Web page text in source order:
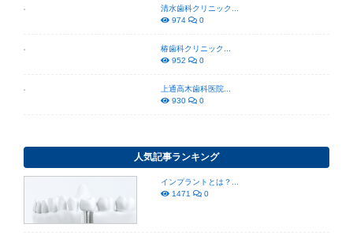
清水歯科クリニック...
974
0
椿歯科クリニック...
952
0
上通高木歯科医院...
930
0
人気記事ランキング
インプラントとは？...
1471
0